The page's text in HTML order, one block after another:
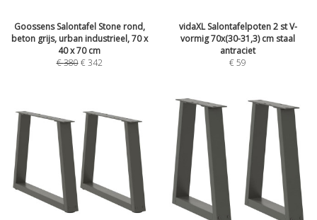
Goossens Salontafel Stone rond,
beton grijs, urban industrieel, 70 x
40 x 70 cm
€380 €342
vidaXL Salontafelpoten 2 st V-
vormig 70x(30-31,3) cm staal
antraciet
€59